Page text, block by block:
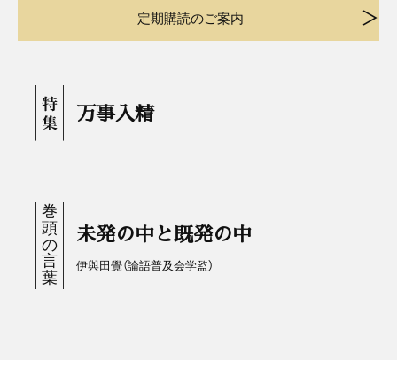
定期購読のご案内
万事入精
未発の中と既発の中
伊與田覺（論語普及会学監）